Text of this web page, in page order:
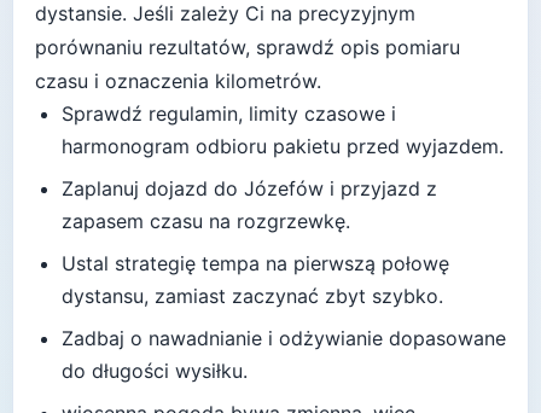
dystansie. Jeśli zależy Ci na precyzyjnym
porównaniu rezultatów, sprawdź opis pomiaru
czasu i oznaczenia kilometrów.
Sprawdź regulamin, limity czasowe i
harmonogram odbioru pakietu przed wyjazdem.
Zaplanuj dojazd do Józefów i przyjazd z
zapasem czasu na rozgrzewkę.
Ustal strategię tempa na pierwszą połowę
dystansu, zamiast zaczynać zbyt szybko.
Zadbaj o nawadnianie i odżywianie dopasowane
do długości wysiłku.